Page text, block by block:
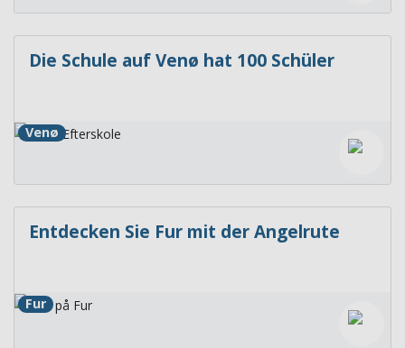
Die Schule auf Venø hat 100 Schüler
Venø
Entdecken Sie Fur mit der Angelrute
Fur